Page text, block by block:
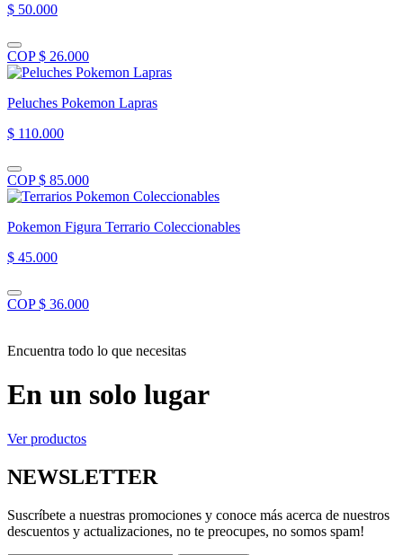
$ 50.000
COP $ 26.000
Peluches Pokemon Lapras
$ 110.000
COP $ 85.000
Pokemon Figura Terrario Coleccionables
$ 45.000
COP $ 36.000
Encuentra todo lo que necesitas
En un solo lugar
Ver productos
NEWSLETTER
Suscríbete a nuestras promociones y conoce más acerca de nuestros
descuentos y actualizaciones, no te preocupes, no somos spam!